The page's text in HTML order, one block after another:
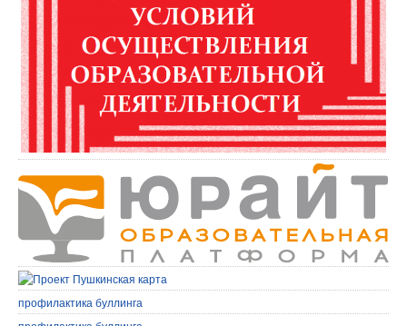
профилактика буллинга